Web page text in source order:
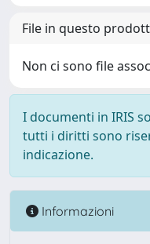
File in questo
Non ci sono file
I documenti in IRIS
tutti i diritti sono
indicazione.
Informazioni